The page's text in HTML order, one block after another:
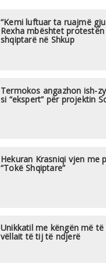
“Kemi luftuar ta ruajmë
Rexha mbështet
shqiptarë në Shkup
Termokos angazhon ish-
si “ekspert” për projektin
Hekuran Krasniqi vjen me
“Tokë Shqiptare”
Unikkatil me këngën më
vëllait të tij të ndjerë